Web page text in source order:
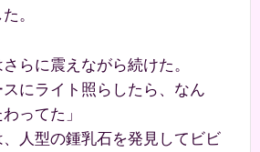
。
らに震えながら続けた。
スにライト照らしたら、なん
ってた」
人型の鍾乳石を発見してビビ